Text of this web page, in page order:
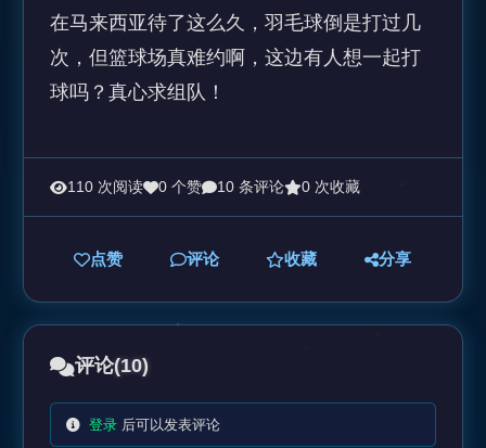
在马来西亚待了这么久，羽毛球倒是打过几
次，但篮球场真难约啊，这边有人想一起打
球吗？真心求组队！
110 次阅读 0 个赞 10 条评论 0 次收藏
点赞 评论 收藏 分享
评论(10)
登录后可以发表评论